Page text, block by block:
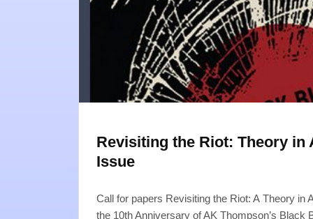
Revisiting the Riot: Theory in
Issue
Call for papers Revisiting the Riot: A Theory in
the 10th Anniversary of AK Thompson’s